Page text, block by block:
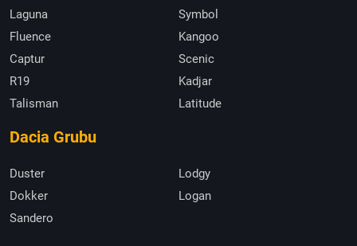
Laguna
Symbol
Fluence
Kangoo
Captur
Scenic
R19
Kadjar
Talisman
Latitude
Dacia Grubu
Duster
Lodgy
Dokker
Logan
Sandero